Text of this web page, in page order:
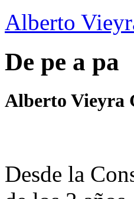
Alberto
De pe a pa
Alberto Vieyra
Desde la